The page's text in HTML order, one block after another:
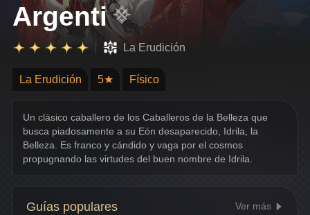
Argenti
La Erudición
La Erudición 5★ Físico
Un clásico caballero de los Caballeros de la Belleza que
busca piadosamente a su Eón desaparecido, Idrila, la
Belleza. Es franco y cándido y vaga por el cosmos
propugnando las virtudes del buen nombre de Idrila.
Guías populares Ver más